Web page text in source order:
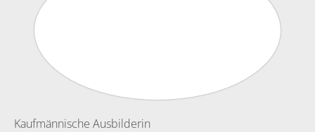
Kaufmännische Ausbilderin